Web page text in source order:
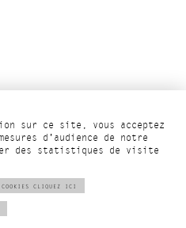
sur ce site, vous acceptez
d'audience de notre
des statistiques de visite
COOKIES CLIQUEZ ICI